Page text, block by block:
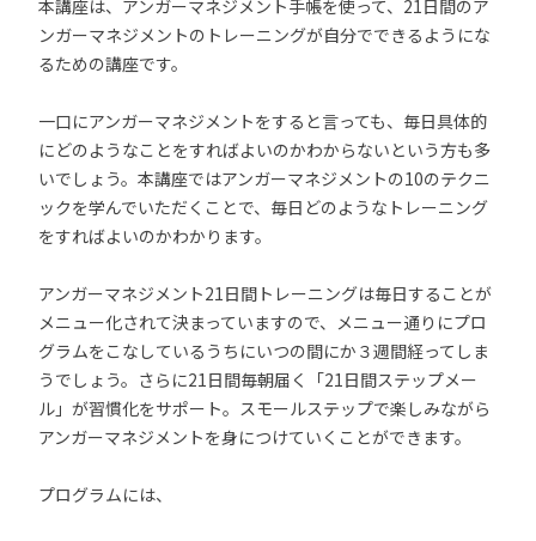
本講座は、アンガーマネジメント手帳を使って、21日間のア
ンガーマネジメントのトレーニングが自分でできるようにな
るための講座です。
一口にアンガーマネジメントをすると言っても、毎日具体的
にどのようなことをすればよいのかわからないという方も多
いでしょう。本講座ではアンガーマネジメントの10のテクニ
ックを学んでいただくことで、毎日どのようなトレーニング
をすればよいのかわかります。
アンガーマネジメント21日間トレーニングは毎日することが
メニュー化されて決まっていますので、メニュー通りにプロ
グラムをこなしているうちにいつの間にか３週間経ってしま
うでしょう。さらに21日間毎朝届く「21日間ステップメー
ル」が習慣化をサポート。スモールステップで楽しみながら
アンガーマネジメントを身につけていくことができます。
プログラムには、